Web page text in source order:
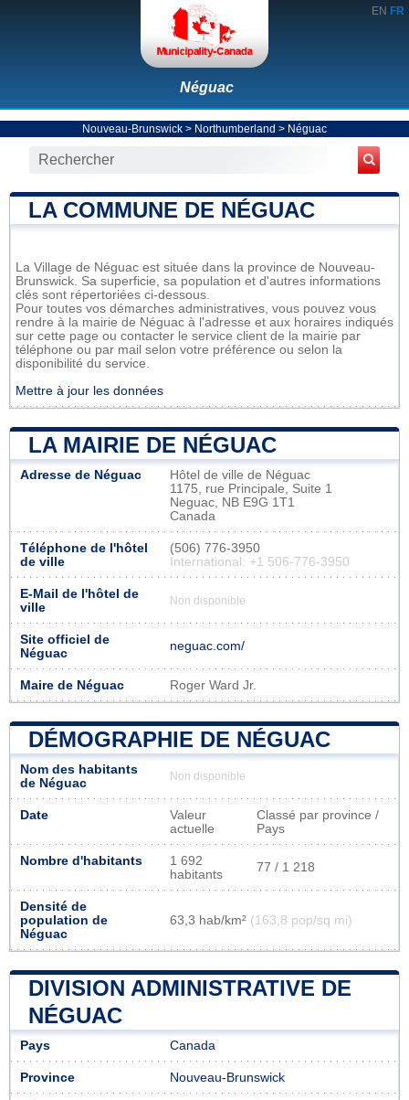
EN FR
Néguac
Nouveau-Brunswick > Northumberland > Néguac
LA COMMUNE DE NÉGUAC
La Village de Néguac est située dans la province de Nouveau-
Brunswick. Sa superficie, sa population et d'autres informations
clés sont répertoriées ci-dessous.
Pour toutes vos démarches administratives, vous pouvez vous
rendre à la mairie de Néguac à l'adresse et aux horaires indiqués
sur cette page ou contacter le service client de la mairie par
téléphone ou par mail selon votre préférence ou selon la
disponibilité du service.
Mettre à jour les données
LA MAIRIE DE NÉGUAC
Adresse de Néguac
Hôtel de ville de Néguac
1175, rue Principale, Suite 1
Neguac, NB E9G 1T1
Canada
Téléphone de l'hôtel
de ville
(506) 776-3950
International: +1 506-776-3950
E-Mail de l'hôtel de
ville
Non disponible
Site officiel de
Néguac
neguac.com/
Maire de Néguac Roger Ward Jr.
DÉMOGRAPHIE DE NÉGUAC
Nom des habitants
de Néguac
Non disponible
Date
Valeur
actuelle
Classé par province /
Pays
Nombre d'habitants
1 692
habitants
77 / 1 218
Densité de
population de
Néguac
63,3 hab/km² (163,8 pop/sq mi)
DIVISION ADMINISTRATIVE DE
NÉGUAC
Pays Canada
Province Nouveau-Brunswick